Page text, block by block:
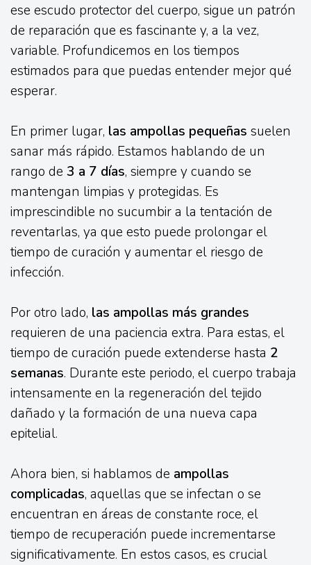
ese escudo protector del cuerpo, sigue un patrón
de reparación que es fascinante y, a la vez,
variable. Profundicemos en los tiempos
estimados para que puedas entender mejor qué
esperar.
En primer lugar, las ampollas pequeñas suelen
sanar más rápido. Estamos hablando de un
rango de 3 a 7 días, siempre y cuando se
mantengan limpias y protegidas. Es
imprescindible no sucumbir a la tentación de
reventarlas, ya que esto puede prolongar el
tiempo de curación y aumentar el riesgo de
infección.
Por otro lado, las ampollas más grandes
requieren de una paciencia extra. Para estas, el
tiempo de curación puede extenderse hasta 2
semanas. Durante este periodo, el cuerpo trabaja
intensamente en la regeneración del tejido
dañado y la formación de una nueva capa
epitelial.
Ahora bien, si hablamos de ampollas
complicadas, aquellas que se infectan o se
encuentran en áreas de constante roce, el
tiempo de recuperación puede incrementarse
significativamente. En estos casos, es crucial